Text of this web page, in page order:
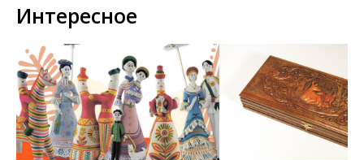
Интересное